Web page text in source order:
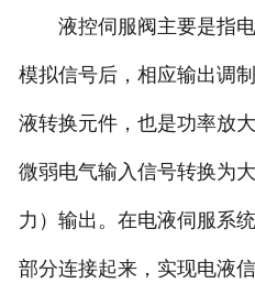
液控伺服阀主要是指电
模拟信号后，相应输出调
液转换元件，也是功率放
微弱电气输入信号转换为
力）输出。在电液伺服系
部分连接起来，实现电液